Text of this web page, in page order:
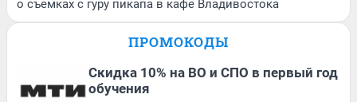
о съемках с гуру пикапа в кафе Владивостока
ПРОМОКОДЫ
Скидка 10% на ВО и СПО в первый год
обучения